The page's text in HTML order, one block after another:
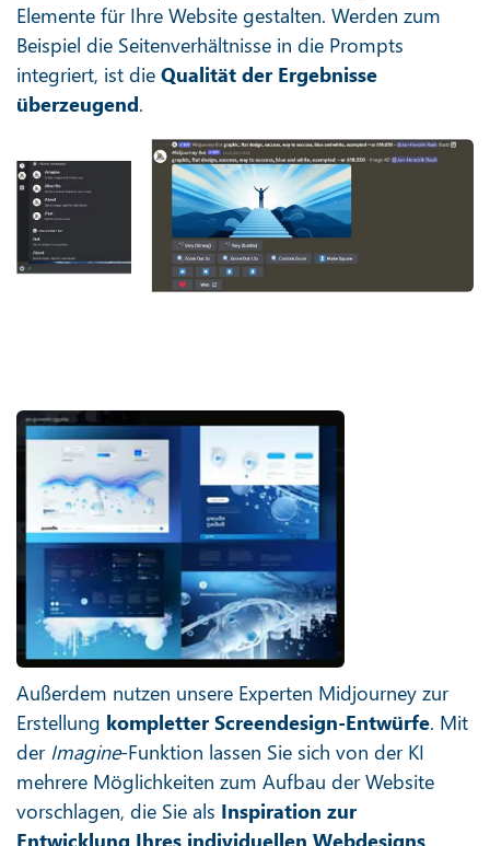
Elemente für Ihre Website gestalten. Werden zum
Beispiel die Seitenverhältnisse in die Prompts
integriert, ist die Qualität der Ergebnisse
überzeugend.
Außerdem nutzen unsere Experten Midjourney zur
Erstellung kompletter Screendesign-Entwürfe. Mit
der Imagine-Funktion lassen Sie sich von der KI
mehrere Möglichkeiten zum Aufbau der Website
vorschlagen, die Sie als Inspiration zur
Entwicklung Ihres individuellen Webdesigns